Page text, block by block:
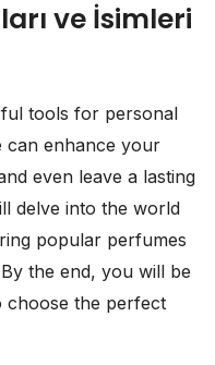
ve İsimleri
tools for personal
can enhance your
even leave a lasting
delve into the world
popular perfumes
the end, you will be
choose the perfect